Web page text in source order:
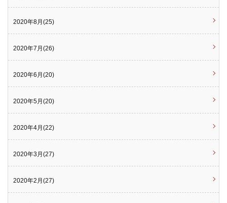
2020年8月(25)
2020年7月(26)
2020年6月(20)
2020年5月(20)
2020年4月(22)
2020年3月(27)
2020年2月(27)